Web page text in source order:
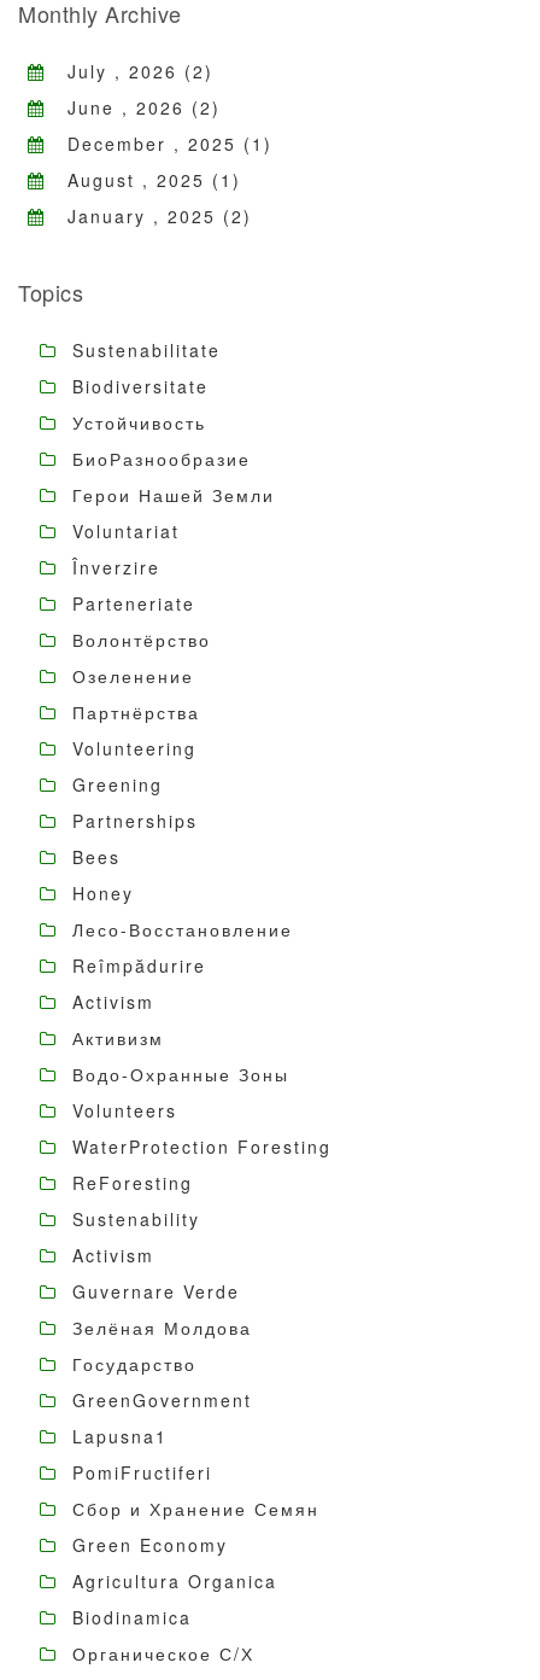
Monthly Archive
July , 2026 (2)
June , 2026 (2)
December , 2025 (1)
August , 2025 (1)
January , 2025 (2)
Topics
Sustenabilitate
Biodiversitate
Устойчивость
БиоРазнообразие
Герои Нашей Земли
Voluntariat
Înverzire
Parteneriate
Волонтёрство
Озеленение
Партнёрства
Volunteering
Greening
Partnerships
Bees
Honey
Лесо-Восстановление
Reîmpădurire
Activism
Активизм
Водо-Охранные Зоны
Volunteers
WaterProtection Foresting
ReForesting
Sustenability
Activism
Guvernare Verde
Зелёная Молдова
Государство
GreenGovernment
Lapusna1
PomiFructiferi
Сбор и Хранение Семян
Green Economy
Agricultura Organica
Biodinamica
Органическое С/Х